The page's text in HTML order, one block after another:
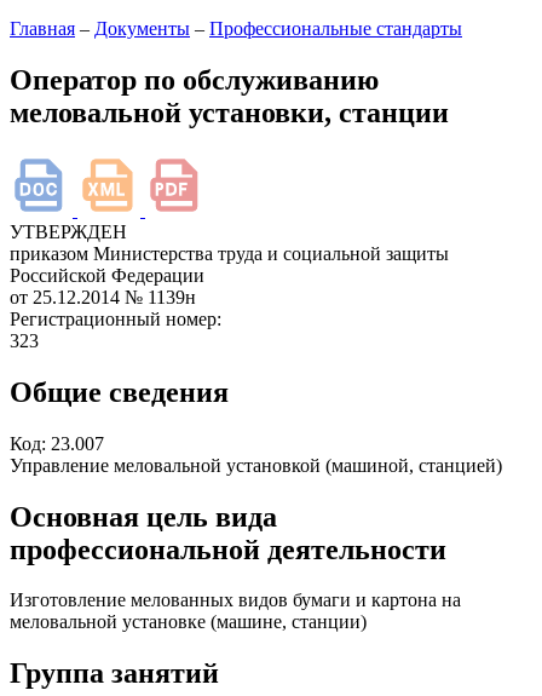
Главная – Документы – Профессиональные стандарты
Оператор по обслуживанию
меловальной установки, станции
УТВЕРЖДЕН
приказом Министерства труда и социальной защиты
Российской Федерации
от 25.12.2014 № 1139н
Регистрационный номер:
323
Общие сведения
Код: 23.007
Управление меловальной установкой (машиной, станцией)
Основная цель вида
профессиональной деятельности
Изготовление мелованных видов бумаги и картона на
меловальной установке (машине, станции)
Группа занятий